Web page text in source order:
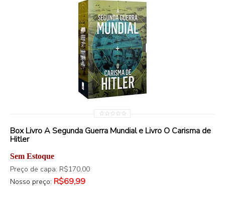
Box Livro A Segunda Guerra Mundial e Livro O Carisma de
Hitler
Sem Estoque
Preço de capa: R$170,00
Nosso preço: R$69,99